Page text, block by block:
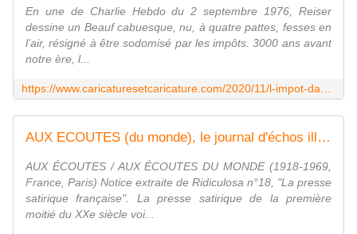
En une de Charlie Hebdo du 2 septembre 1976, Reiser
dessine un Beauf cabuesque, nu, à quatre pattes, fesses en
l’air, résigné à être sodomisé par les impôts. 3000 ans avant
notre ère, l...
AUX ECOUTES (du monde), le journal d'échos illustré le plus durable du XXe siècle
AUX ÉCOUTES / AUX ÉCOUTES DU MONDE (1918-1969,
France, Paris) Notice extraite de Ridiculosa n°18, "La presse
satirique française". La presse satirique de la première
moitié du XXe siècle voi...